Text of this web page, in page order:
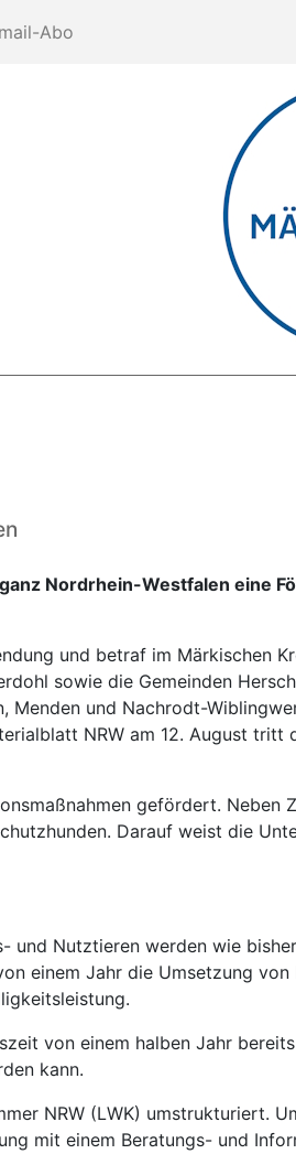
Abo
Nordrhein-Westfalen eine
und betraf im Märkischen
sowie die Gemeinden
Menden und Nachrodt-
NRW am 12. August tritt
gefördert. Neben
Darauf weist die
und Nutztieren werden wie
einem Jahr die Umsetzung
von einem halben Jahr
kann.
NRW (LWK) umstrukturiert.
mit einem Beratungs- und